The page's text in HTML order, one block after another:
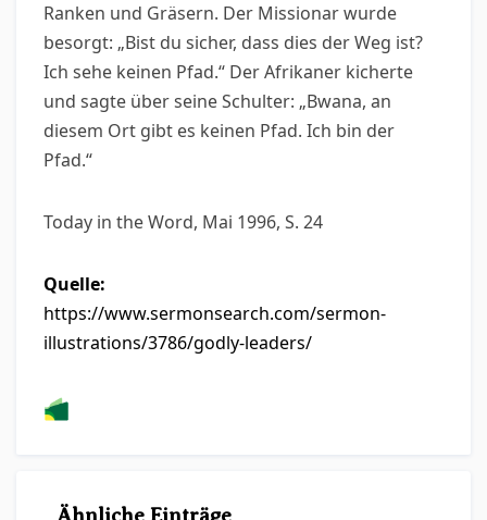
Ranken und Gräsern. Der Missionar wurde
besorgt: „Bist du sicher, dass dies der Weg ist?
Ich sehe keinen Pfad.“ Der Afrikaner kicherte
und sagte über seine Schulter: „Bwana, an
diesem Ort gibt es keinen Pfad. Ich bin der
Pfad.“
Today in the Word, Mai 1996, S. 24
Quelle:
https://www.sermonsearch.com/sermon-
illustrations/3786/godly-leaders/
Ähnliche Einträge